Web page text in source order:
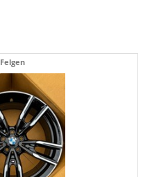
Felgen